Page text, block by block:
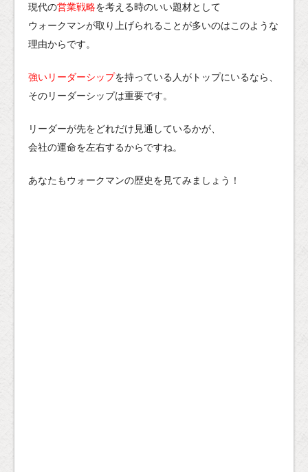
現代の営業戦略を考える時のいい題材として
ウォークマンが取り上げられることが多いのはこのような
理由からです。
強いリーダーシップを持っている人がトップにいるなら、
そのリーダーシップは重要です。
リーダーが先をどれだけ見通しているかが、
会社の運命を左右するからですね。
あなたもウォークマンの歴史を見てみましょう！